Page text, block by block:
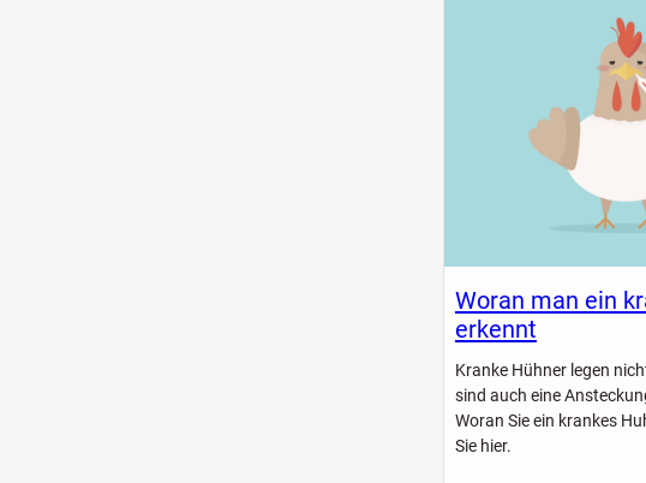
Woran man ein
erkennt
Kranke Hühner legen
sind auch eine
Woran Sie ein krankes
Sie hier.